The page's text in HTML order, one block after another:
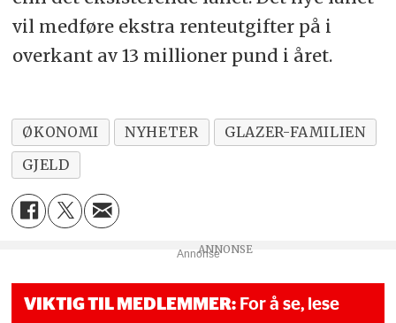
vil medføre ekstra renteutgifter på i
overkant av 13 millioner pund i året.
ØKONOMI NYHETER
GLAZER-FAMILIEN
GJELD
Annonse
VIKTIG TIL MEDLEMMER: For å se, lese